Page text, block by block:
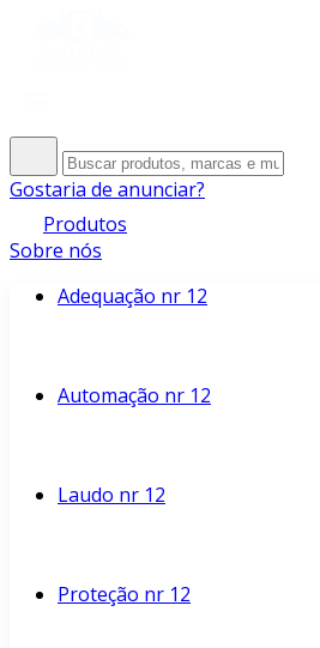
Gostaria de anunciar?
Produtos
Sobre nós
Adequação nr 12
Automação nr 12
Laudo nr 12
Proteção nr 12